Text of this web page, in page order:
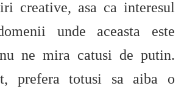
creative, asa ca interesul
unde aceasta este
ne mira catusi de putin.
prefera totusi sa aiba o